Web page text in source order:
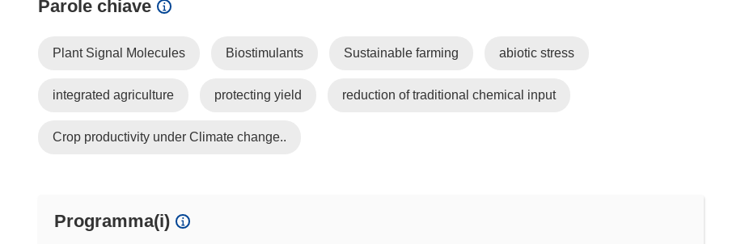
Parole chiave
Plant Signal Molecules Biostimulants Sustainable farming abiotic stress
integrated agriculture protecting yield reduction of traditional chemical input
Crop productivity under Climate change..
Programma(i)